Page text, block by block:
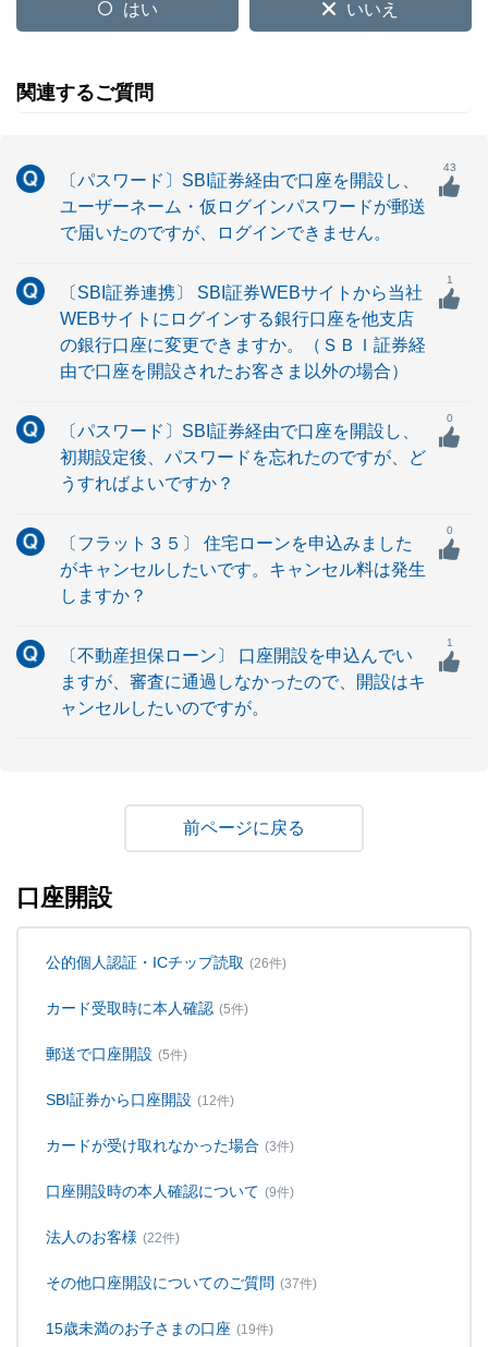
はい いいえ
関連するご質問
〔パスワード〕SBI証券経由で口座を開設し、
ユーザーネーム・仮ログインパスワードが郵送
で届いたのですが、ログインできません。
43
〔SBI証券連携〕 SBI証券WEBサイトから当社
WEBサイトにログインする銀行口座を他支店
の銀行口座に変更できますか。（ＳＢＩ証券経
由で口座を開設されたお客さま以外の場合）
1
〔パスワード〕SBI証券経由で口座を開設し、
初期設定後、パスワードを忘れたのですが、ど
うすればよいですか？
0
〔フラット３５〕 住宅ローンを申込みました
がキャンセルしたいです。キャンセル料は発生
しますか？
0
〔不動産担保ローン〕 口座開設を申込んでい
ますが、審査に通過しなかったので、開設はキ
ャンセルしたいのですが。
1
戻る
口座開設
公的個人認証・ICチップ読取 (26件)
カード受取時に本人確認 (5件)
郵送で口座開設 (5件)
SBI証券から口座開設 (12件)
カードが受け取れなかった場合 (3件)
口座開設時の本人確認について (9件)
法人のお客様 (22件)
その他口座開設についてのご質問 (37件)
15歳未満のお子さまの口座 (19件)